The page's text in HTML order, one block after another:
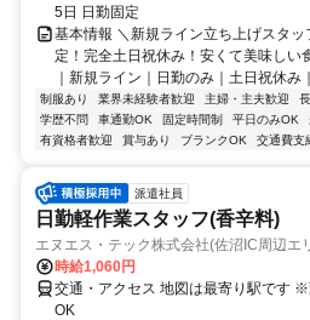
5日 日勤固定
基本情報 ＼新規ライン立ち上げスタ
定！完全土日祝休み！安くて美味しい
｜新規ライン｜日勤のみ｜土日祝休み
制服あり 業界未経験者歓迎 主婦・主夫歓迎
学歴不問
車通勤OK 固定時間制 平日のみOK
有資格者歓迎
賞与あり ブランクOK 交通費支
派遣社員
日勤軽作業スタッフ(香辛料)
エヌエス・テック株式会社(佐沼IC周辺エ
時給1,060円
交通・アクセス 地図は最寄り駅です
OK